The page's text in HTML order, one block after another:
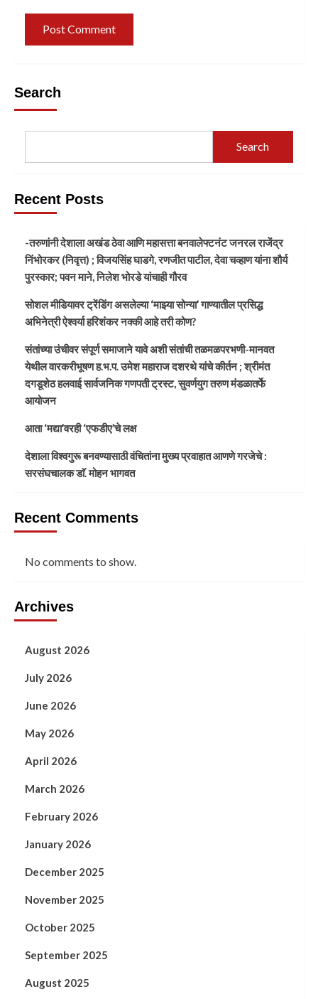
Search
Search
Recent Posts
-तरुणांनी देशाला अखंड ठेवा आणि महासत्ता बनवालेफ्टनंट जनरल राजेंद्र
निंभोरकर (निवृत्त) ; विजयसिंह घाडगे, रणजीत पाटील, देवा चव्हाण यांना शौर्य
पुरस्कार; पवन माने, निलेश भोरडे यांचाही गौरव
सोशल मीडियावर ट्रेंडिंग असलेल्या ‘माझ्या सोन्या’ गाण्यातील प्रसिद्ध
अभिनेत्री ऐश्वर्या हरिशंकर नक्की आहे तरी कोण?
संतांच्या उंचीवर संपूर्ण समाजाने यावे अशी संतांची तळमळपरभणी-मानवत
येथील वारकरीभूषण ह.भ.प. उमेश महाराज दशरथे यांचे कीर्तन ; श्रीमंत
दगडूशेठ हलवाई सार्वजनिक गणपती ट्रस्ट, सुवर्णयुग तरुण मंडळातर्फे
आयोजन
आता ‘मद्या’वरही ‘एफडीए’चे लक्ष
देशाला विश्वगुरू बनवण्यासाठी वंचितांना मुख्य प्रवाहात आणणे गरजेचे :
सरसंघचालक डाॅ. मोहन भागवत
Recent Comments
No comments to show.
Archives
August 2026
July 2026
June 2026
May 2026
April 2026
March 2026
February 2026
January 2026
December 2025
November 2025
October 2025
September 2025
August 2025